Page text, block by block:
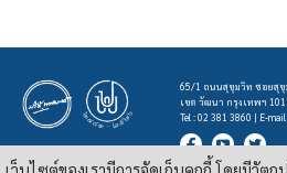
65/1 ถนนสุขุมวิท ซอยสุขุ
เขต วัฒนา กรุงเทพฯ
Tel : 02 381 3860 | E-mail